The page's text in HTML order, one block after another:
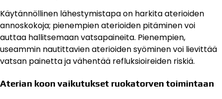
Käytännöllinen lähestymistapa on harkita aterioiden
annoskokoja; pienempien aterioiden pitäminen voi
auttaa hallitsemaan vatsapaineita. Pienempien,
useammin nautittavien aterioiden syöminen voi lievittää
vatsan painetta ja vähentää refluksioireiden riskiä.
Aterian koon vaikutukset ruokatorven toimintaan